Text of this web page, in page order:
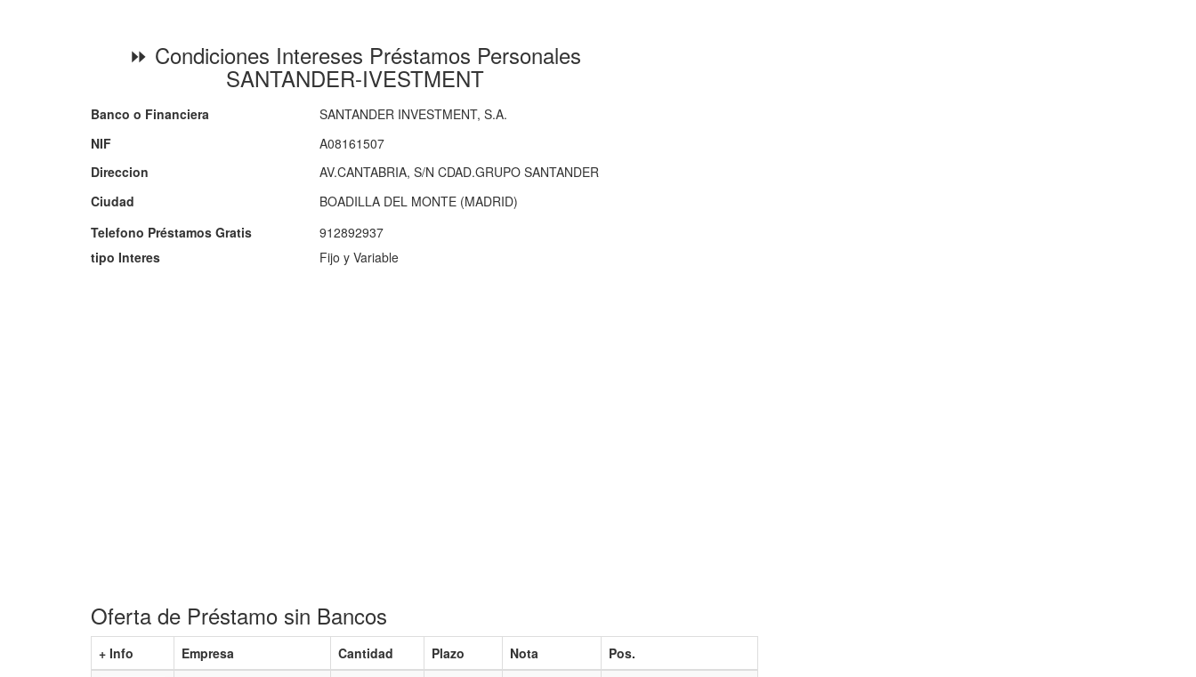
⏩ Condiciones Intereses Préstamos Personales
SANTANDER-IVESTMENT
Banco o Financiera
SANTANDER INVESTMENT, S.A.
NIF
A08161507
Direccion
AV.CANTABRIA, S/N CDAD.GRUPO SANTANDER
Ciudad
BOADILLA DEL MONTE (MADRID)
Telefono Préstamos Gratis
912892937
tipo Interes
Fijo y Variable
Oferta de Préstamo sin Bancos
+ Info Empresa Cantidad Plazo Nota Pos.